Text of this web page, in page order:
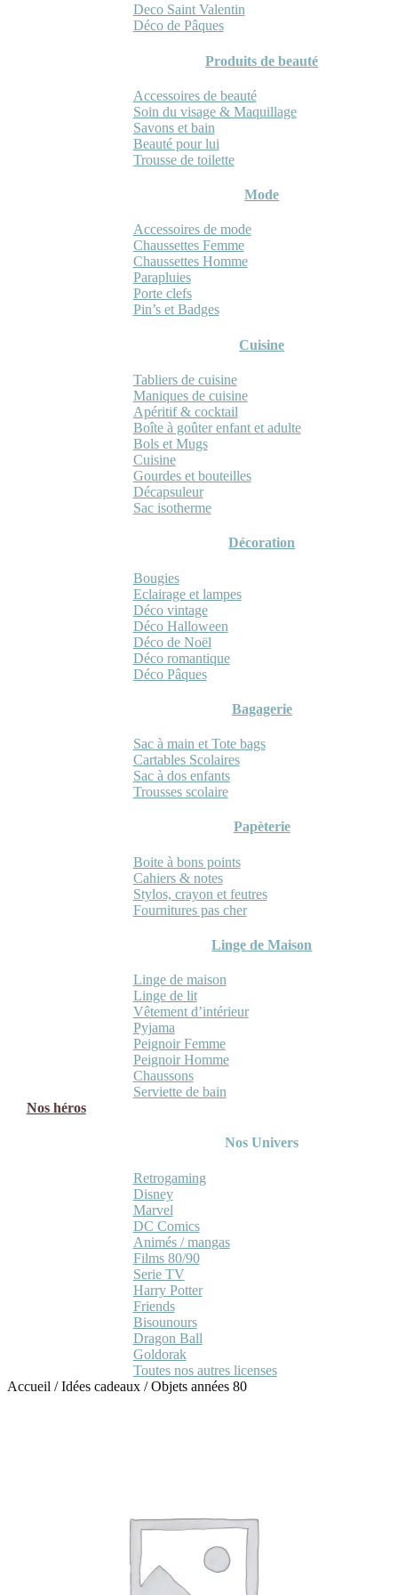
Deco Saint Valentin
Déco de Pâques
Produits de beauté
Accessoires de beauté
Soin du visage & Maquillage
Savons et bain
Beauté pour lui
Trousse de toilette
Mode
Accessoires de mode
Chaussettes Femme
Chaussettes Homme
Parapluies
Porte clefs
Pin’s et Badges
Cuisine
Tabliers de cuisine
Maniques de cuisine
Apéritif & cocktail
Boîte à goûter enfant et adulte
Bols et Mugs
Cuisine
Gourdes et bouteilles
Décapsuleur
Sac isotherme
Décoration
Bougies
Eclairage et lampes
Déco vintage
Déco Halloween
Déco de Noël
Déco romantique
Déco Pâques
Bagagerie
Sac à main et Tote bags
Cartables Scolaires
Sac à dos enfants
Trousses scolaire
Papèterie
Boite à bons points
Cahiers & notes
Stylos, crayon et feutres
Fournitures pas cher
Linge de Maison
Linge de maison
Linge de lit
Vêtement d’intérieur
Pyjama
Peignoir Femme
Peignoir Homme
Chaussons
Serviette de bain
Nos héros
Nos Univers
Retrogaming
Disney
Marvel
DC Comics
Animés / mangas
Films 80/90
Serie TV
Harry Potter
Friends
Bisounours
Dragon Ball
Goldorak
Toutes nos autres licenses
Accueil /Idées cadeaux /Objets années 80